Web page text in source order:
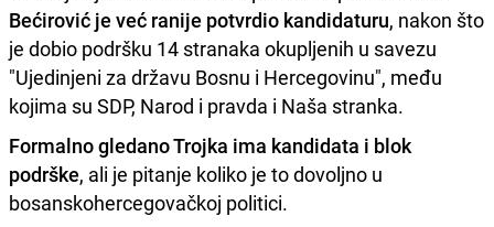
Bećirović je već ranije potvrdio kandidaturu, nakon što
je dobio podršku 14 stranaka okupljenih u savezu
"Ujedinjeni za državu Bosnu i Hercegovinu", među
kojima su SDP, Narod i pravda i Naša stranka.
Formalno gledano Trojka ima kandidata i blok
podrške, ali je pitanje koliko je to dovoljno u
bosanskohercegovačkoj politici.